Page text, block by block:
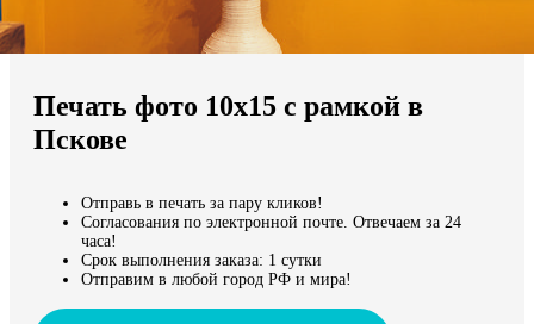
Мы доставляем по всему миру
Продолжить без города
Печать фото 10х15 с рамкой в
Пскове
Отправь в печать за пару кликов!
Согласования по электронной почте. Отвечаем за 24
часа!
Срок выполнения заказа: 1 сутки
Отправим в любой город РФ и мира!